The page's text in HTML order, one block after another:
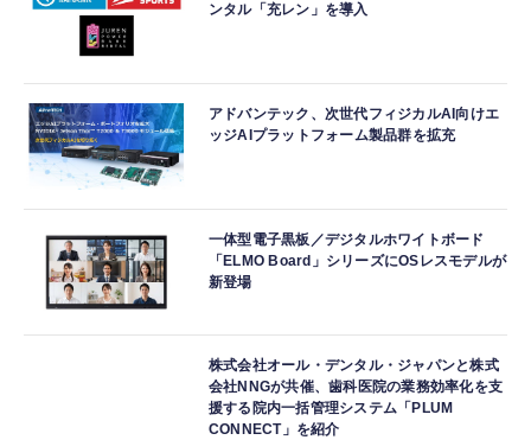
ンタル「充レン」を導入
アドバンテック、次世代フィジカルAI向けエ
ッジAIプラットフォーム製品群を拡充
一体型電子黒板／デジタルホワイトボード
「ELMO Board」シリーズにOSレスモデルが
新登場
株式会社オール・デンタル・ジャパンと株式
会社NNGが共催、歯科医院の業務効率化を支
援する院内一括管理システム「PLUM
CONNECT」を紹介